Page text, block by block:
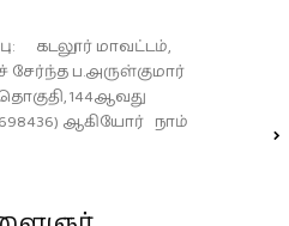
கடலூர் மாவட்டம்,
சேர்ந்த ப.அருள்குமார்
144ஆவது
ஆகியோர் நாம்